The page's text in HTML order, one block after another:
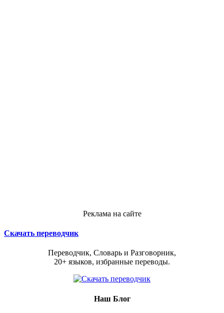
Реклама на сайте
Скачать переводчик
Переводчик, Словарь и Разговорник,
20+ языков, избранные переводы.
Наш Блог